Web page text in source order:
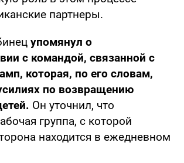
партнеры.
упомянул о
с командой, связанной с
которая, по его словам,
по возвращению
Он уточнил, что
группа, с которой
находится в ежедневном